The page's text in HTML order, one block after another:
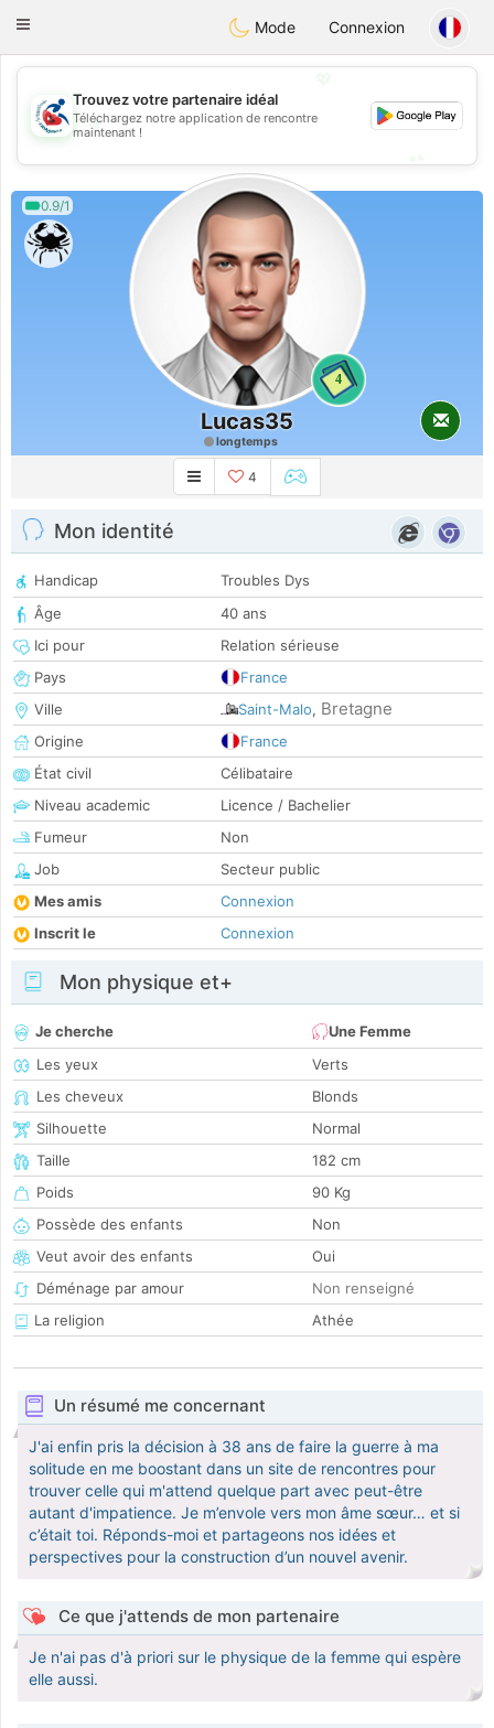
Handi Space
Toggle
Mode Connexion
💖
💕
Trouvez votre partenaire idéal
Téléchargez notre application de rencontre
maintenant !
0.9/1
4
Lucas35
longtemps
4
Mon identité
Handicap
Troubles Dys
Âge
40 ans
Ici pour
Relation sérieuse
Pays
France
Ville
Saint-Malo, Bretagne
Origine
France
État civil
Célibataire
Niveau academic
Licence / Bachelier
Fumeur
Non
Job
Secteur public
Mes amis
Connexion
Inscrit le
Connexion
Mon physique et+
Je cherche
Une Femme
Les yeux
Verts
Les cheveux
Blonds
Silhouette
Normal
Taille
182 cm
Poids
90 Kg
Possède des enfants
Non
Veut avoir des enfants
Oui
Déménage par amour
Non renseigné
La religion
Athée
Un résumé me concernant
J'ai enfin pris la décision à 38 ans de faire la guerre à ma
solitude en me boostant dans un site de rencontres pour
trouver celle qui m'attend quelque part avec peut-être
autant d'impatience. Je m’envole vers mon âme sœur… et si
c’était toi. Réponds-moi et partageons nos idées et
perspectives pour la construction d’un nouvel avenir.
Ce que j'attends de mon partenaire
Je n'ai pas d'à priori sur le physique de la femme qui espère
elle aussi.